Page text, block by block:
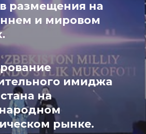
размещения на
и мировом
имиджа
на
рынке.